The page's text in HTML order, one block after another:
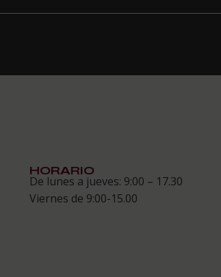
HORARIO
De lunes a jueves: 9:00 – 17.30
Viernes de 9:00-15.00